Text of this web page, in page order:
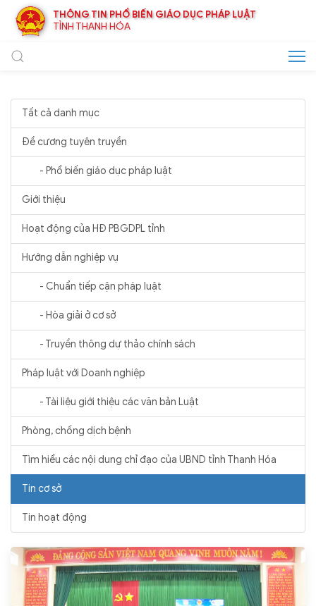
THÔNG TIN PHỔ BIẾN GIÁO DỤC PHÁP LUẬT
TỈNH THANH HÓA
Tất cả danh mục
Đề cương tuyên truyền
- Phổ biến giáo dục pháp luật
Giới thiệu
Hoạt động của HĐ PBGDPL tỉnh
Hướng dẫn nghiệp vụ
- Chuẩn tiếp cận pháp luật
- Hòa giải ở cơ sở
- Truyền thông dự thảo chính sách
Pháp luật với Doanh nghiệp
- Tài liệu giới thiệu các văn bản Luật
Phòng, chống dịch bệnh
Tìm hiểu các nội dung chỉ đạo của UBND tỉnh Thanh Hóa
Tin cơ sở
Tin hoạt động